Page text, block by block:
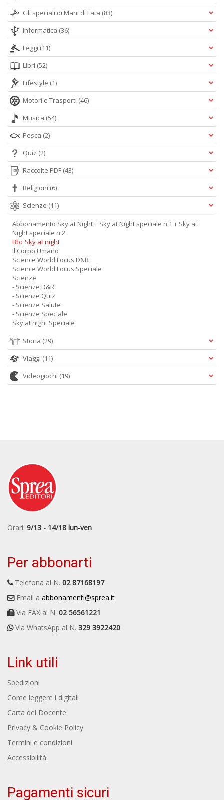
Gli speciali di Mani di Fata (83)
Informatica (36)
Leggi (11)
Libri (52)
Lifestyle (1)
Motori e Trasporti (46)
Musica (54)
Pesca (2)
Quiz (2)
Raccolte PDF (43)
Religioni (6)
Scienze (11)
Abbonamento Sky at Night + Sky at Night speciale n.1 + Sky at
Night speciale n.2
Bbc Sky at night
Il Corpo Umano
Science World Focus D&R
Science World Focus Speciale
Scienze
- Scienze D&R
- Scienze Quiz
- Scienze Salute
- Scienze Speciale
Sky at night Speciale
Storia (29)
Viaggi (11)
Videogiochi (19)
Orari: 9/13 - 14/18 lun-ven
Per abbonarti
Telefona al N. 02 87168197
Email a abbonamenti@sprea.it
Via FAX al N. 02 56561221
Via WhatsApp al N. 329 3922420
Link utili
Spedizioni
Come leggere i digitali
Carta del Docente
Privacy & Cookie Policy
Termini e condizioni
Accessibilità
Pagamenti sicuri